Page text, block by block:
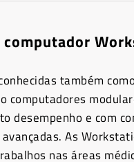
computador
também
computadores
desempenho e com
As
nas áreas